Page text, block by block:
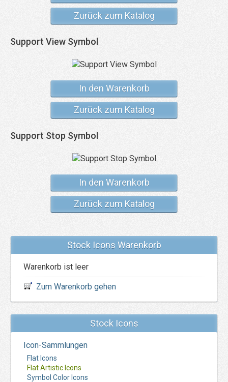
Zurück zum Katalog
Support View Symbol
In den Warenkorb
Zurück zum Katalog
Support Stop Symbol
In den Warenkorb
Zurück zum Katalog
Stock Icons Warenkorb
Warenkorb ist leer
Zum Warenkorb gehen
Stock Icons
Icon-Sammlungen
Flat Icons
Flat Artistic Icons
Symbol Color Icons